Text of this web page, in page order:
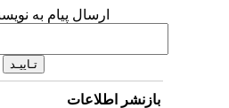
ارسال پیام به
بازنشر اطلاعات